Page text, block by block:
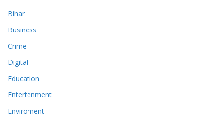
Bihar
Business
Crime
Digital
Education
Entertenment
Enviroment